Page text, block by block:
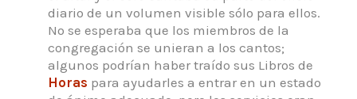
diario de un volumen visible sólo para ellos.
No se esperaba que los miembros de la
congregación se unieran a los cantos;
algunos podrían haber traído sus Libros de
Horas para ayudarles a entrar en un estado